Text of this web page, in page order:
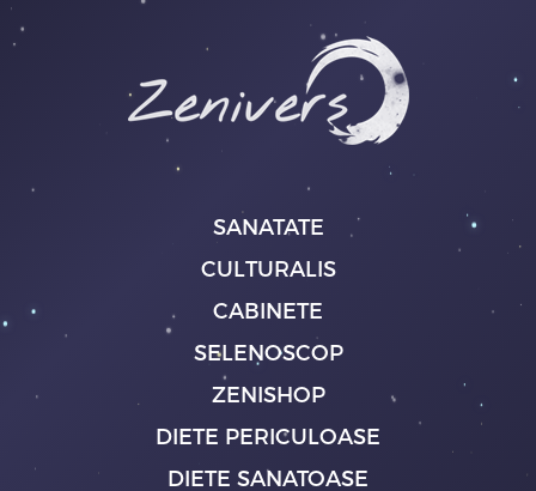
SANATATE
CULTURALIS
CABINETE
SELENOSCOP
ZENISHOP
DIETE PERICULOASE
DIETE SANATOASE